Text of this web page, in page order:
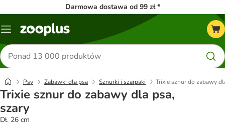
Darmowa dostawa od 99 zł *
Menu
Szukaj
produktów
Psy Zabawki dla psa Sznurki i szarpaki Trixie sznur do zabawy
Trixie sznur do zabawy dla psa,
szary
Dł. 26 cm